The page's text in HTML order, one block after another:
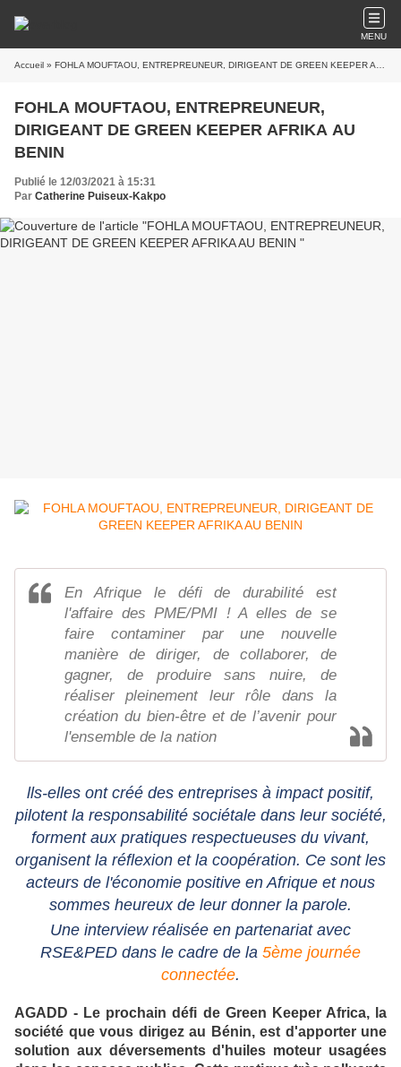
MENU
Accueil » FOHLA MOUFTAOU, ENTREPREUNEUR, DIRIGEANT DE GREEN KEEPER AFRIKA AU BENIN
FOHLA MOUFTAOU, ENTREPREUNEUR,
DIRIGEANT DE GREEN KEEPER AFRIKA AU
BENIN
Publié le 12/03/2021 à 15:31
Par Catherine Puiseux-Kakpo
En Afrique le défi de durabilité est
l'affaire des PME/PMI ! A elles de se
faire contaminer par une nouvelle
manière de diriger, de collaborer, de
gagner, de produire sans nuire, de
réaliser pleinement leur rôle dans la
création du bien-être et de l’avenir pour
l'ensemble de la nation
lls-elles ont créé des entreprises à impact positif,
pilotent la responsabilité sociétale dans leur société,
forment aux pratiques respectueuses du vivant,
organisent la réflexion et la coopération. Ce sont les
acteurs de l'économie positive en Afrique et nous
sommes heureux de leur donner la parole.
Une interview réalisée en partenariat avec
RSE&PED dans le cadre de la 5ème journée
connectée.
AGADD - Le prochain défi de Green Keeper Africa, la
société que vous dirigez au Bénin, est d'apporter une
solution aux déversements d'huiles moteur usagées